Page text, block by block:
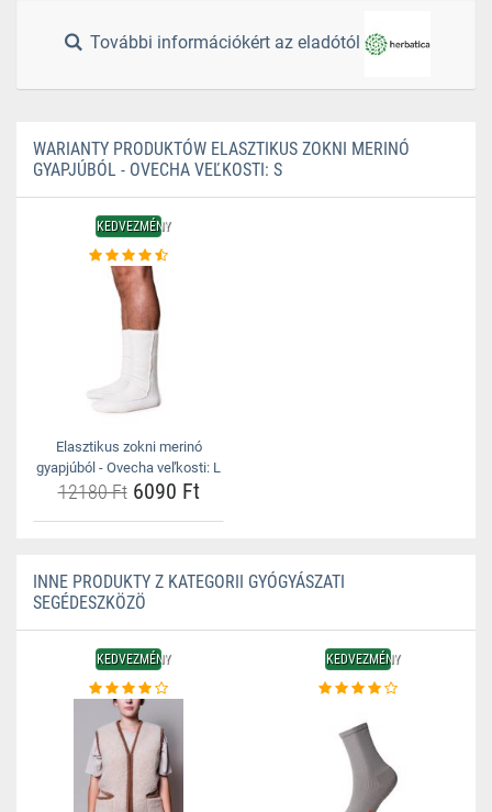
További információkért az eladótól
WARIANTY PRODUKTÓW ELASZTIKUS ZOKNI MERINÓ
GYAPJÚBÓL - OVECHA VEĽKOSTI: S
KEDVEZMÉNY
Elasztikus zokni merinó
gyapjúból - Ovecha veľkosti: L
12180 Ft6090 Ft
INNE PRODUKTY Z KATEGORII GYÓGYÁSZATI
SEGÉDESZKÖZÖ
KEDVEZMÉNY KEDVEZMÉNY